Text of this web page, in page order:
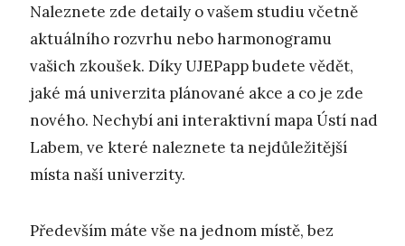
Naleznete zde detaily o vašem studiu včetně
aktuálního rozvrhu nebo harmonogramu
vašich zkoušek. Díky UJEPapp budete vědět,
jaké má univerzita plánované akce a co je zde
nového. Nechybí ani interaktivní mapa Ústí nad
Labem, ve které naleznete ta nejdůležitější
místa naší univerzity.
Především máte vše na jednom místě, bez